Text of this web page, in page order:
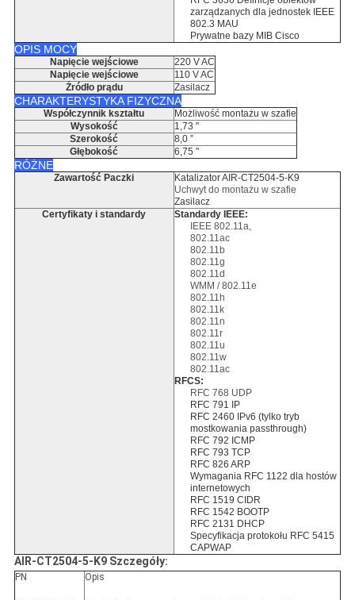
zarządzanych dla jednostek IEEE
802.3 MAU
Prywatne bazy MIB Cisco
OPIS MOCY
Napięcie wejściowe
220 V AC
Napięcie wejściowe
110 V AC
Źródło prądu
Zasilacz
CHARAKTERYSTYKA FIZYCZNA
Współczynnik kształtu
Możliwość montażu w szafie
Wysokość
1,73 "
Szerokość
8,0 ”
Głębokość
6,75 "
RÓŻNE
Zawartość Paczki
Katalizator AIR-CT2504-5-K9
Uchwyt do montażu w szafie
Zasilacz
Certyfikaty i standardy
Standardy IEEE:
IEEE 802.11a,
802.11ac
802.11b
802.11g
802.11d
WMM / 802.11e
802.11h
802.11k
802.11n
802.11r
802.11u
802.11w
802.11ac
RFCS:
RFC 768 UDP
RFC 791 IP
RFC 2460 IPv6 (tylko tryb
mostkowania passthrough)
RFC 792 ICMP
RFC 793 TCP
RFC 826 ARP
Wymagania RFC 1122 dla hostów
internetowych
RFC 1519 CIDR
RFC 1542 BOOTP
RFC 2131 DHCP
Specyfikacja protokołu RFC 5415
CAPWAP
AIR-CT2504-5-K9 Szczegóły:
PN Opis